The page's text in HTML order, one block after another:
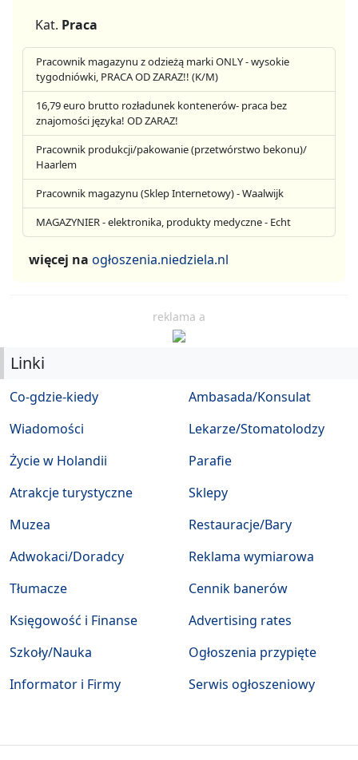
Kat. Praca
Pracownik magazynu z odzieżą marki ONLY - wysokie
tygodniówki, PRACA OD ZARAZ!! (K/M)
16,79 euro brutto rozładunek kontenerów- praca bez
znajomości języka! OD ZARAZ!
Pracownik produkcji/pakowanie (przetwórstwo bekonu)/
Haarlem
Pracownik magazynu (Sklep Internetowy) - Waalwijk
MAGAZYNIER - elektronika, produkty medyczne - Echt
więcej na ogłoszenia.niedziela.nl
reklama a
Linki
Co-gdzie-kiedy
Wiadomości
Życie w Holandii
Atrakcje turystyczne
Muzea
Ambasada/Konsulat
Lekarze/Stomatolodzy
Parafie
Sklepy
Restauracje/Bary
Adwokaci/Doradcy
Tłumacze
Księgowość i Finanse
Szkoły/Nauka
Informator i Firmy
Reklama wymiarowa
Cennik banerów
Advertising rates
Ogłoszenia przypięte
Serwis ogłoszeniowy